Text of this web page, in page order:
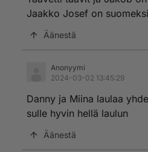
Jaakko Josef on
Äänestä
Anonyymi
2024-03-02 13:45:29
Danny ja Miina laulaa
sulle hyvin hellä laulun
Äänestä